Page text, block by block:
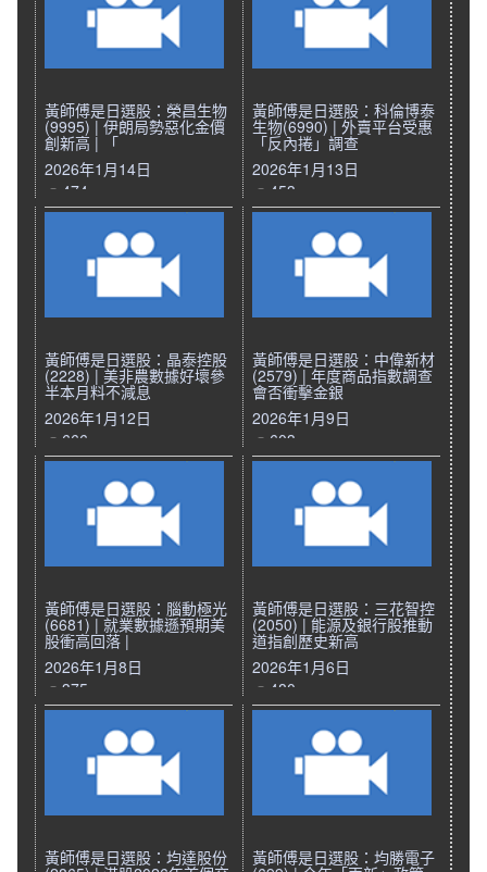
黃師傅是日選股：榮昌生物
(9995) | 伊朗局勢惡化金價
創新高 | 「
2026年1月14日
474
黃師傅是日選股：科倫博泰
生物(6990) | 外賣平台受惠
「反內捲」調查
2026年1月13日
453
黃師傅是日選股：晶泰控股
(2228) | 美非農數據好壞參
半本月料不減息
2026年1月12日
666
黃師傅是日選股：中偉新材
(2579) | 年度商品指數調查
會否衝擊金銀
2026年1月9日
603
黃師傅是日選股：腦動極光
(6681) | 就業數據遜預期美
股衝高回落 |
2026年1月8日
375
黃師傅是日選股：三花智控
(2050) | 能源及銀行股推動
道指創歷史新高
2026年1月6日
480
黃師傅是日選股：均達股份 黃師傅是日選股：均勝電子